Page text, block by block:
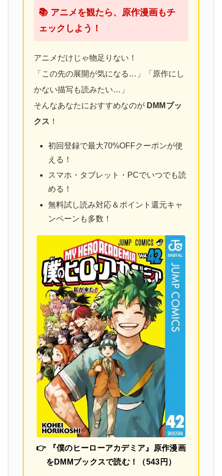
📚 アニメを観たら、原作漫画もチ
ェックしよう！
アニメだけじゃ物足りない！
「この先の展開が気になる…」「原作にし
かない描写も読みたい…」
そんなあなたにおすすめなのが DMMブッ
クス ！
初回登録で最大70%OFFクーポンが使
える！
スマホ・タブレット・PCでいつでも読
める！
無料試し読み対応＆ポイント還元キャ
ンペーンも多数！
👉 『僕のヒーローアカデミア』原作漫画
をDMMブックスで読む！（543円）